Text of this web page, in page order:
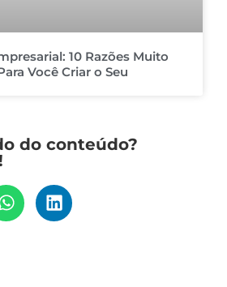
10 Razões Muito
Você Criar o Seu
do conteúdo?